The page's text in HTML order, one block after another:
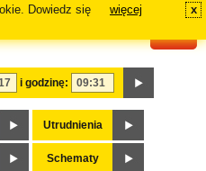
Dowiedz się
więcej x
i godzinę:
Utrudnienia
Schematy